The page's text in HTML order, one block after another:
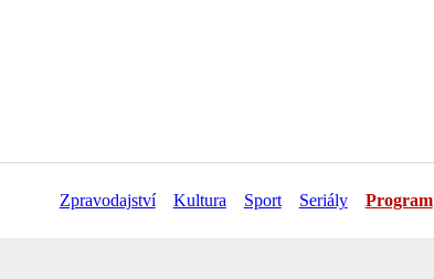
Zpravodajství Kultura Sport Seriály Program